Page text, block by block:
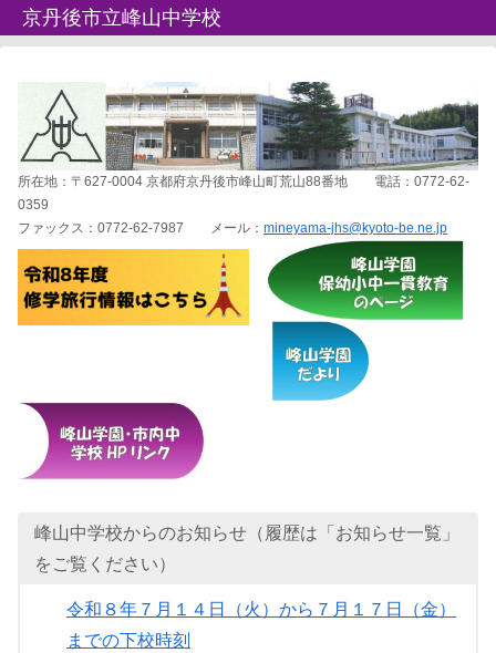
京丹後市立峰山中学校
所在地：〒627-0004 京都府京丹後市峰山町荒山88番地 電話：0772-62-
0359
ファックス：0772-62-7987 メール： mineyama-jhs@kyoto-be.ne.jp
峰山中学校からのお知らせ（履歴は「お知らせ一覧」
をご覧ください）
令和８年７月１４日（火）から７月１７日（金）
までの下校時刻